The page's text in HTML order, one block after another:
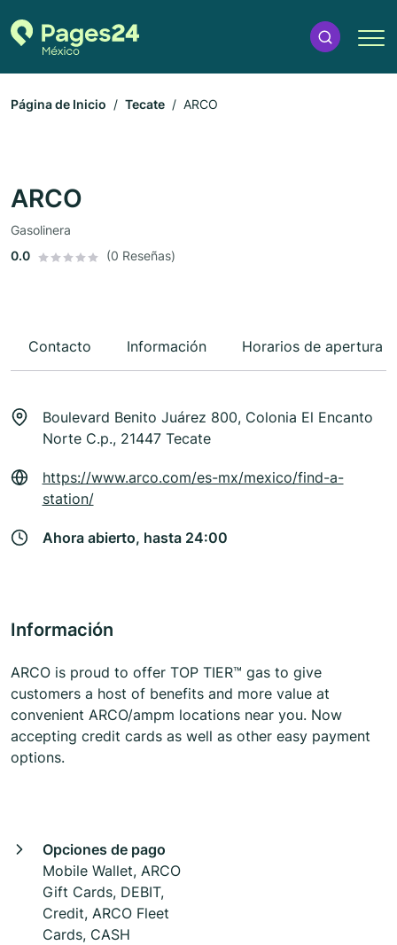
Página de Inicio Tecate ARCO
ARCO
Gasolinera
0.0
(0 Reseñas)
Contacto Información Horarios de apertura
Boulevard Benito Juárez 800, Colonia El Encanto
Norte C.p., 21447 Tecate
https://www.arco.com/es-mx/mexico/find-a-
station/
Ahora abierto, hasta 24:00
Información
ARCO is proud to offer TOP TIER™ gas to give
customers a host of benefits and more value at
convenient ARCO/ampm locations near you. Now
accepting credit cards as well as other easy payment
options.
Opciones de pago
Mobile Wallet, ARCO
Gift Cards, DEBIT,
Credit, ARCO Fleet
Cards, CASH